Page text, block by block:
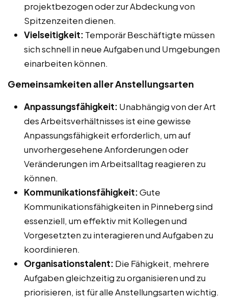
projektbezogen oder zur Abdeckung von
Spitzenzeiten dienen.
Vielseitigkeit: Temporär Beschäftigte müssen
sich schnell in neue Aufgaben und Umgebungen
einarbeiten können.
Gemeinsamkeiten aller Anstellungsarten
Anpassungsfähigkeit: Unabhängig von der Art
des Arbeitsverhältnisses ist eine gewisse
Anpassungsfähigkeit erforderlich, um auf
unvorhergesehene Anforderungen oder
Veränderungen im Arbeitsalltag reagieren zu
können.
Kommunikationsfähigkeit:Gute
Kommunikationsfähigkeiten in Pinneberg sind
essenziell, um effektiv mit Kollegen und
Vorgesetzten zu interagieren und Aufgaben zu
koordinieren.
Organisationstalent: Die Fähigkeit, mehrere
Aufgaben gleichzeitig zu organisieren und zu
priorisieren, ist für alle Anstellungsarten wichtig.